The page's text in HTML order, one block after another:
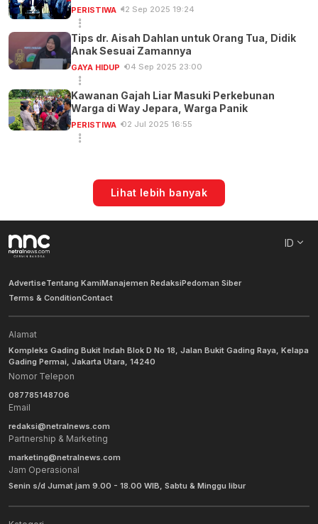
PERISTIWA 12 Sep 2025 19:24
Tips dr. Aisah Dahlan untuk Orang Tua, Didik
Anak Sesuai Zamannya
GAYA HIDUP 04 Sep 2025 23:00
Kawanan Gajah Liar Masuki Perkebunan
Warga di Way Jepara, Warga Panik
PERISTIWA 02 Jul 2025 16:55
Lihat lebih banyak
ID
AdvertiseTentang KamiManajemen RedaksiPedoman Siber
Terms & ConditionContact
Alamat
Kompleks Gading Bukit Indah Blok D No 18, Jalan Bukit Gading Raya, Kelapa
Gading Permai, Jakarta Utara, 14240
Nomor Telepon
087785148706
Email
redaksi@netralnews.com
Partnership & Marketing
marketing@netralnews.com
Jam Operasional
Senin s/d Jumat jam 9.00 - 18.00 WIB, Sabtu & Minggu libur